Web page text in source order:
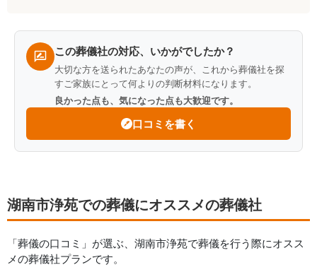
この葬儀社の対応、いかがでしたか？
大切な方を送られたあなたの声が、これから葬儀社を探
すご家族にとって何よりの判断材料になります。
良かった点も、気になった点も大歓迎です。
口コミを書く
湖南市浄苑での葬儀にオススメの葬儀社
「葬儀の口コミ」が選ぶ、 湖南市浄苑で葬儀を行う際にオスス
メの葬儀社プランです。